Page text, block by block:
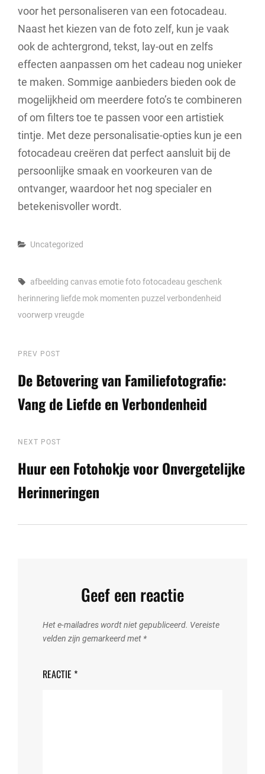
voor het personaliseren van een fotocadeau.
Naast het kiezen van de foto zelf, kun je vaak
ook de achtergrond, tekst, lay-out en zelfs
effecten aanpassen om het cadeau nog unieker
te maken. Sommige aanbieders bieden ook de
mogelijkheid om meerdere foto’s te combineren
of om filters toe te passen voor een artistiek
tintje. Met deze personalisatie-opties kun je een
fotocadeau creëren dat perfect aansluit bij de
persoonlijke smaak en voorkeuren van de
ontvanger, waardoor het nog specialer en
betekenisvoller wordt.
Categories
Uncategorized
Tags,
afbeelding canvasemotiefotofotocadeau geschenk
herinnering liefde mok momenten puzzel verbondenheid
voorwerp vreugde
Berichtnavigatie
Previous
Post
PREV POST
De Betovering van Familiefotografie:
Vang de Liefde en Verbondenheid
Next
Post
NEXT POST
Huur een Fotohokje voor Onvergetelijke
Herinneringen
Geef een reactie
Het e-mailadres wordt niet gepubliceerd. Vereiste
velden zijn gemarkeerd met *
REACTIE *